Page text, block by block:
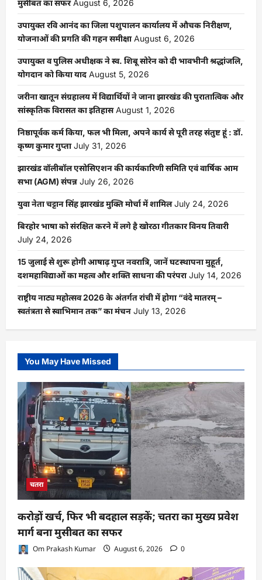
मुसीबत का सफर August 6, 2026
उपायुक्त रवि आनंद का जिला पशुपालन कार्यालय में औचक निरीक्षण,
योजनाओं की प्रगति की गहन समीक्षा August 6, 2026
उपायुक्त व पुलिस अधीक्षक ने स्व. शिबू सोरेन को दी भावभीनी श्रद्धांजलि,
योगदान को किया याद August 5, 2026
जरीना खातून संग्रहालय में विद्यार्थियों ने जाना झारखंड की पुरातात्विक और
सांस्कृतिक विरासत का इतिहास August 1, 2026
निष्ठापूर्वक कर्म किया, फल भी मिला, अपने कार्य से पूरी तरह संतुष्ट हूं : डॉ.
कृष्ण कुमार गुप्ता July 31, 2026
झारखंड वॉलीबॉल एसोसिएशन की कार्यकारिणी समिति एवं वार्षिक आम
सभा (AGM) संपन्न July 26, 2026
युवा नेता चट्टान सिंह झारखंड मुक्ति मोर्चा में शामिल July 24, 2026
बिरहोर भाषा को संरक्षित करने में लगे है खोरठा गीतकार विनय तिवारी
July 24, 2026
15 जुलाई से शुरू होगी आषाढ़ गुप्त नवरात्रि, जानें घटस्थापना मुहूर्त,
दशमहाविद्याओं का महत्व और शक्ति साधना की परंपरा July 14, 2026
राष्ट्रीय नाट्य महोत्सव 2026 के अंतर्गत रांची में होगा “वंदे मातरम् –
स्वतंत्रता से स्वाभिमान तक” का मंचन July 13, 2026
You May Have Missed
चतरा
करोड़ों खर्च, फिर भी बदहाल सड़कें; चतरा का मुख्य प्रवेश
मार्ग बना मुसीबत का सफर
Om Prakash Kumar August 6, 2026 0